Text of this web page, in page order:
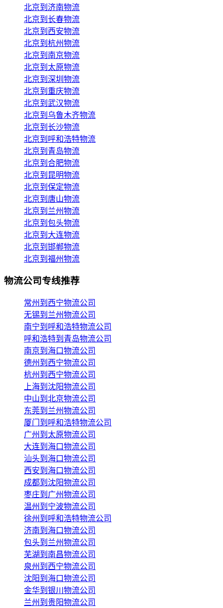
北京到济南物流
北京到长春物流
北京到西安物流
北京到杭州物流
北京到南京物流
北京到太原物流
北京到深圳物流
北京到重庆物流
北京到武汉物流
北京到乌鲁木齐物流
北京到长沙物流
北京到呼和浩特物流
北京到青岛物流
北京到合肥物流
北京到昆明物流
北京到保定物流
北京到唐山物流
北京到兰州物流
北京到包头物流
北京到大连物流
北京到邯郸物流
北京到福州物流
物流公司专线推荐
常州到西宁物流公司
无锡到兰州物流公司
南宁到呼和浩特物流公司
呼和浩特到青岛物流公司
南京到海口物流公司
德州到西宁物流公司
杭州到西宁物流公司
上海到沈阳物流公司
中山到北京物流公司
东莞到兰州物流公司
厦门到呼和浩特物流公司
广州到太原物流公司
大连到海口物流公司
汕头到海口物流公司
西安到海口物流公司
成都到沈阳物流公司
枣庄到广州物流公司
温州到宁波物流公司
徐州到呼和浩特物流公司
济南到海口物流公司
包头到兰州物流公司
芜湖到南昌物流公司
泉州到西宁物流公司
沈阳到海口物流公司
金华到银川物流公司
兰州到贵阳物流公司